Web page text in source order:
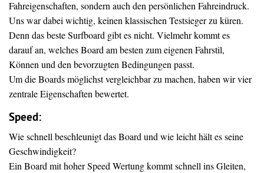
Fahreigenschaften, sondern auch den persönlichen Fahreindruck.
Uns war dabei wichtig, keinen klassischen Testsieger zu küren.
Denn das beste Surfboard gibt es nicht. Vielmehr kommt es
darauf an, welches Board am besten zum eigenen Fahrstil,
Können und den bevorzugten Bedingungen passt.
Um die Boards möglichst vergleichbar zu machen, haben wir vier
zentrale Eigenschaften bewertet.
Speed:
Wie schnell beschleunigt das Board und wie leicht hält es seine
Geschwindigkeit?
Ein Board mit hoher Speed Wertung kommt schnell ins Gleiten,